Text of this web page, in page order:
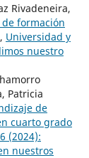
Rivadeneira,
formación
, Universidad y
nuestro
Patricia
de
cuarto grado
(2024):
nuestros